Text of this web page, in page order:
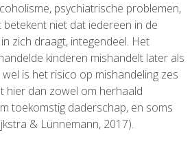
psychiatrische problemen,
niet dat iedereen in de
zich draagt, integendeel. Het
kinderen mishandelt later als
is het risico op mishandeling zes
hier dan zowel om herhaald
toekomstig daderschap, en soms
& Lünnemann, 2017).